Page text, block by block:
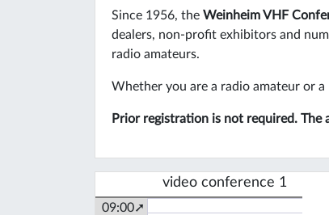
Since 1956, the Weinheim VHF
dealers, non-profit exhibitors and
radio amateurs.
Whether you are a radio amateur or
Prior registration is not required. The
09:00➚
video conference 1